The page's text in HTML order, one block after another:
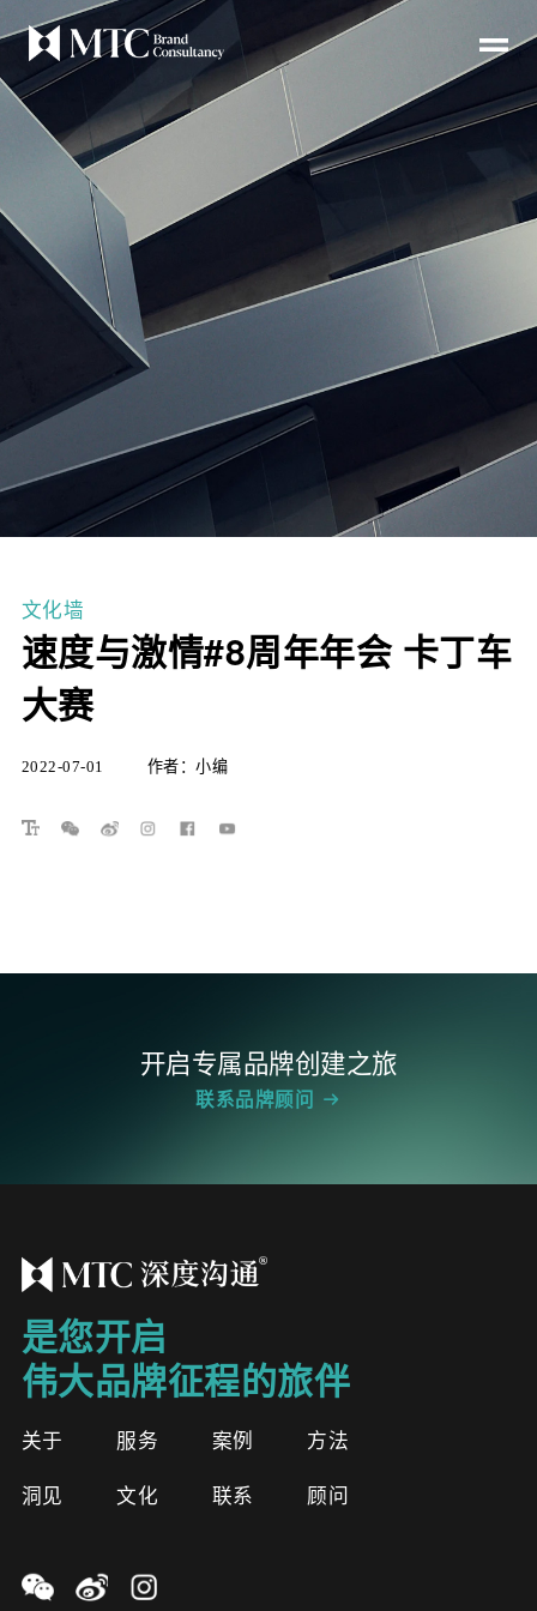
EN
关于
案例
文化
联系
顾问
文化墙
速度与激情#8周年年会 卡丁车
大赛
2022-07-01 作者：小编
开启专属品牌创建之旅
联系品牌顾问
是您开启
伟大品牌征程的旅伴
关于 服务 案例
方法
洞见
文化 联系 顾问